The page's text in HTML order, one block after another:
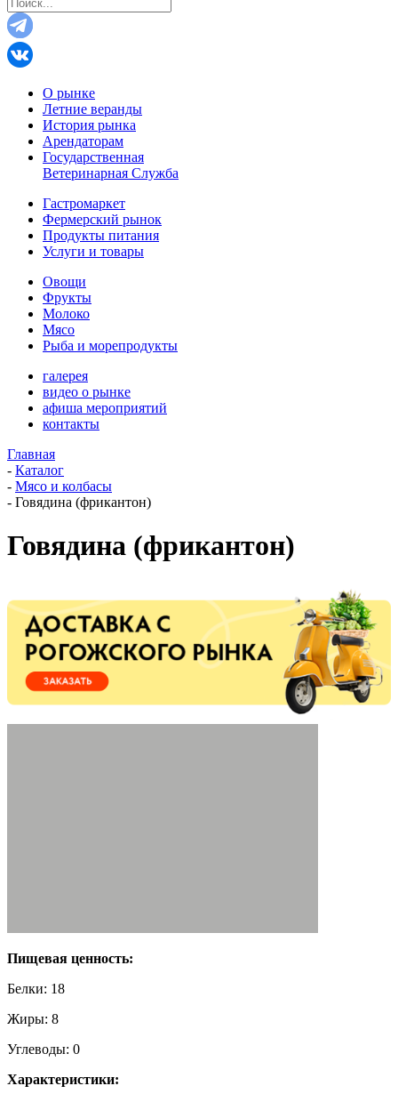
О рынке
Летние веранды
История рынка
Арендаторам
Государственная
Ветеринарная Служба
Гастромаркет
Фермерский рынок
Продукты питания
Услуги и товары
Овощи
Фрукты
Молоко
Мясо
Рыба и морепродукты
галерея
видео о рынке
афиша мероприятий
контакты
Главная
- Каталог
- Мясо и колбасы
- Говядина (фрикантон)
Говядина (фрикантон)
Пищевая ценность:
Белки: 18
Жиры: 8
Углеводы: 0
Характеристики: